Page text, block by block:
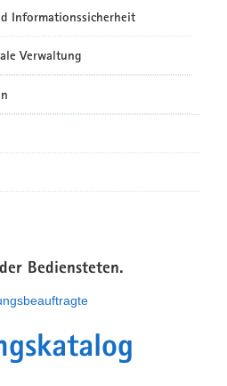
Informationssicherheit
Verwaltung
Bediensteten.